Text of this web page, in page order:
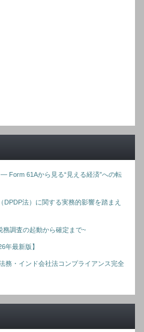
Form 61Aから見る“見える経済”への転
法）に関する実務的影響を踏まえ
務調査の起動から確定まで~
年最新版】
務・インド会社法コンプライアンス完全